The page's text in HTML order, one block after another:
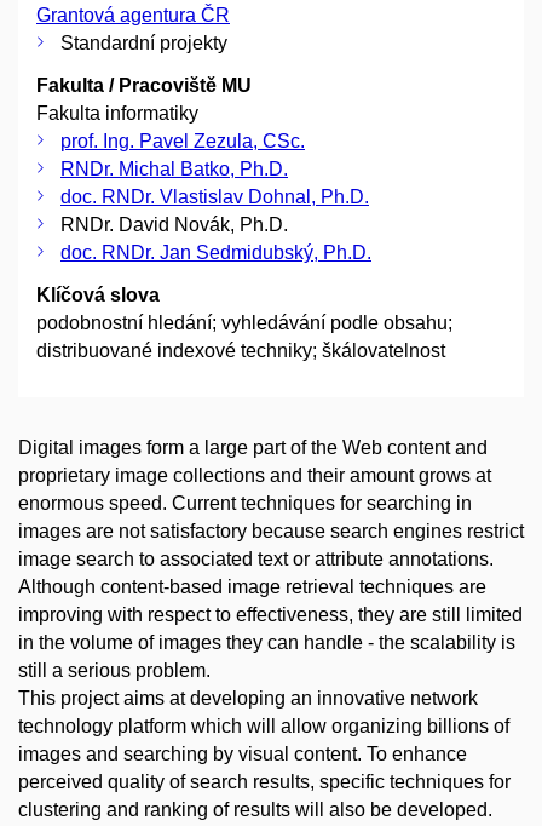
Grantová agentura ČR
Standardní projekty
Fakulta / Pracoviště MU
Fakulta informatiky
prof. Ing. Pavel Zezula, CSc.
RNDr. Michal Batko, Ph.D.
doc. RNDr. Vlastislav Dohnal, Ph.D.
RNDr. David Novák, Ph.D.
doc. RNDr. Jan Sedmidubský, Ph.D.
Klíčová slova
podobnostní hledání; vyhledávání podle obsahu;
distribuované indexové techniky; škálovatelnost
Digital images form a large part of the Web content and
proprietary image collections and their amount grows at
enormous speed. Current techniques for searching in
images are not satisfactory because search engines restrict
image search to associated text or attribute annotations.
Although content-based image retrieval techniques are
improving with respect to effectiveness, they are still limited
in the volume of images they can handle - the scalability is
still a serious problem.
This project aims at developing an innovative network
technology platform which will allow organizing billions of
images and searching by visual content. To enhance
perceived quality of search results, specific techniques for
clustering and ranking of results will also be developed.